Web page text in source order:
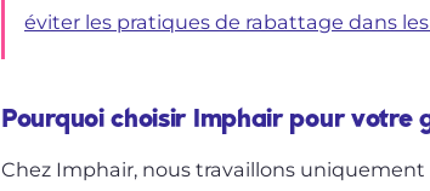
éviter les pratiques de rabattage dans
Pourquoi choisir Imphair pour votre
Chez Imphair, nous travaillons uniquement